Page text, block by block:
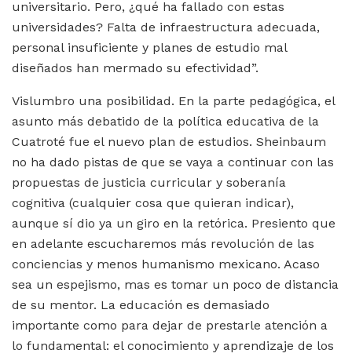
universitario. Pero, ¿qué ha fallado con estas
universidades? Falta de infraestructura adecuada,
personal insuficiente y planes de estudio mal
diseñados han mermado su efectividad”.
Vislumbro una posibilidad. En la parte pedagógica, el
asunto más debatido de la política educativa de la
Cuatroté fue el nuevo plan de estudios. Sheinbaum
no ha dado pistas de que se vaya a continuar con las
propuestas de justicia curricular y soberanía
cognitiva (cualquier cosa que quieran indicar),
aunque sí dio ya un giro en la retórica. Presiento que
en adelante escucharemos más revolución de las
conciencias y menos humanismo mexicano. Acaso
sea un espejismo, mas es tomar un poco de distancia
de su mentor. La educación es demasiado
importante como para dejar de prestarle atención a
lo fundamental: el conocimiento y aprendizaje de los